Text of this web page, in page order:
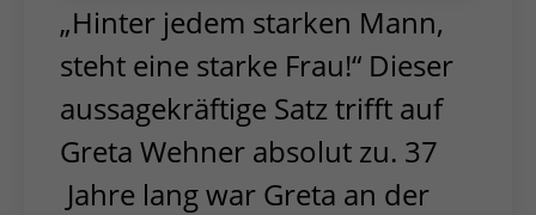
„Hinter jedem starken Mann,
steht eine starke Frau!“ Dieser
aussagekräftige Satz trifft auf
Greta Wehner absolut zu. 37
Jahre lang war Greta an der